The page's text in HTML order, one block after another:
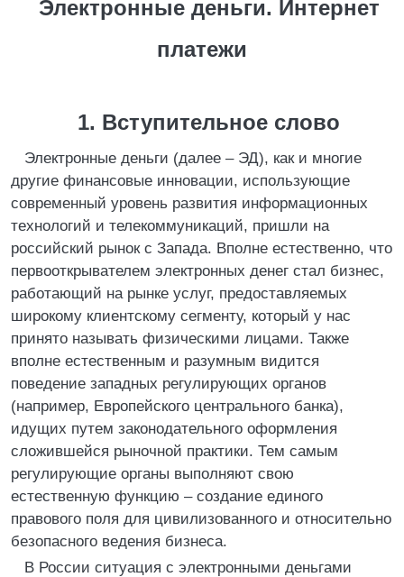
Электронные деньги. Интернет
платежи
1. Вступительное слово
Электронные деньги (далее – ЭД), как и многие
другие финансовые инновации, использующие
современный уровень развития информационных
технологий и телекоммуникаций, пришли на
российский рынок с Запада. Вполне естественно, что
первооткрывателем электронных денег стал бизнес,
работающий на рынке услуг, предоставляемых
широкому клиентскому сегменту, который у нас
принято называть физическими лицами. Также
вполне естественным и разумным видится
поведение западных регулирующих органов
(например, Европейского центрального банка),
идущих путем законодательного оформления
сложившейся рыночной практики. Тем самым
регулирующие органы выполняют свою
естественную функцию – создание единого
правового поля для цивилизованного и относительно
безопасного ведения бизнеса.
В России ситуация с электронными деньгами